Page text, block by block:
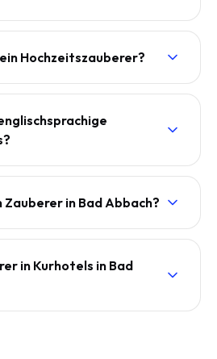
Hochzeitszauberer?
in Bad Abbach?
in Kurhotels in Bad